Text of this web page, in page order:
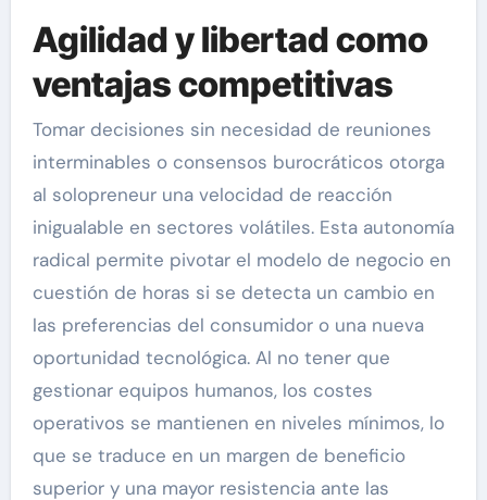
Agilidad y libertad como
ventajas competitivas
Tomar decisiones sin necesidad de reuniones
interminables o consensos burocráticos otorga
al solopreneur una velocidad de reacción
inigualable en sectores volátiles. Esta autonomía
radical permite pivotar el modelo de negocio en
cuestión de horas si se detecta un cambio en
las preferencias del consumidor o una nueva
oportunidad tecnológica. Al no tener que
gestionar equipos humanos, los costes
operativos se mantienen en niveles mínimos, lo
que se traduce en un margen de beneficio
superior y una mayor resistencia ante las